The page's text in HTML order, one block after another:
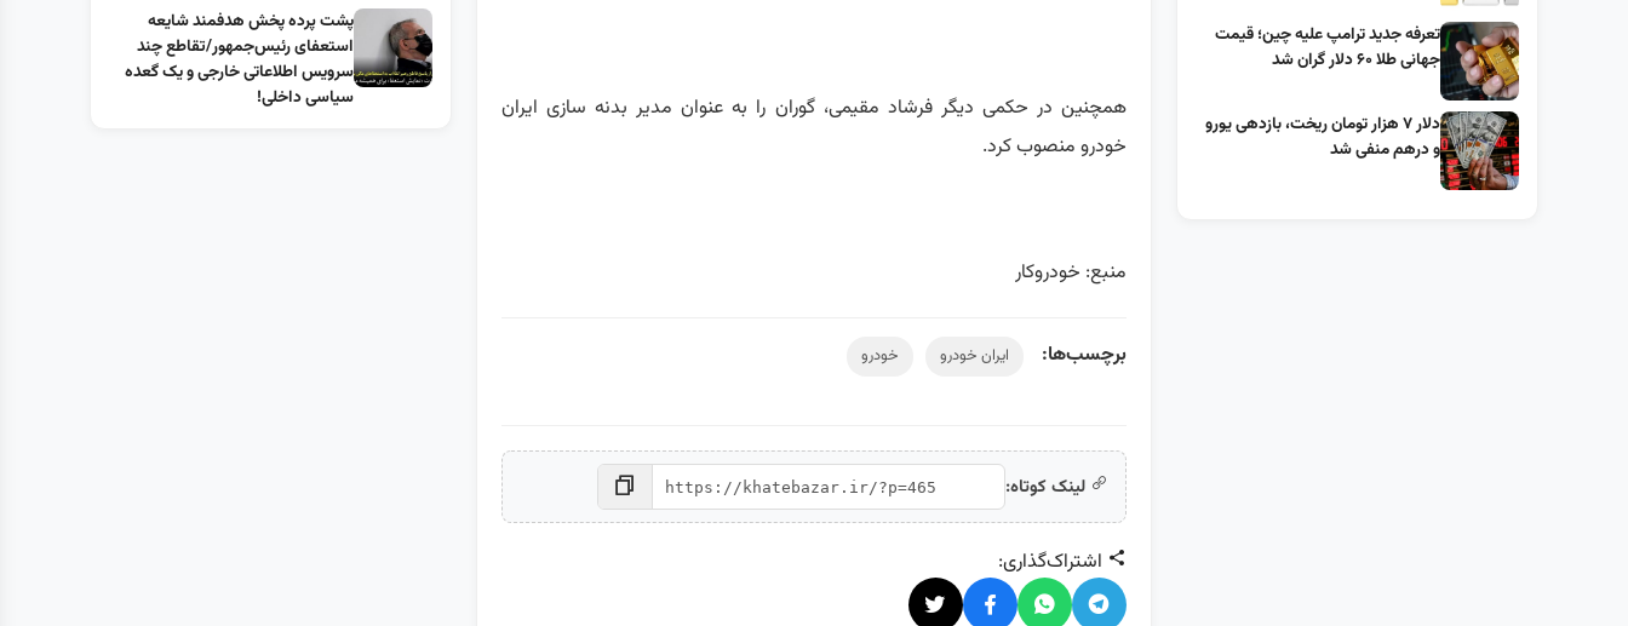
تعرفه جدید ترامپ علیه چین؛ قیمت
جهانی طلا ۶۰ دلار گران شد
دلار ۷ هزار تومان ریخت، بازدهی یورو
و درهم منفی شد
همچنین در حکمی دیگر فرشاد مقیمی، گوران را به عنوان مدیر بدنه سازی ایران
خودرو منصوب کرد.
منبع: خودروکار
برچسب‌ها: ایران خودرو خودرو
لینک کوتاه:
اشتراک‌گذاری:
پشت پرده پخش هدفمند شایعه
استعفای رئیس‌جمهور/تقاطع چند
سرویس اطلاعاتی خارجی و یک گعده
سیاسی داخلی!